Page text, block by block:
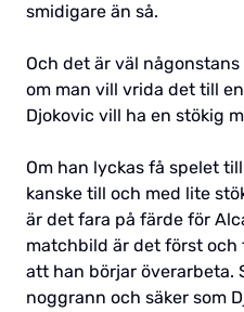
smidigare än så.
Och det är väl
om man vill vrida det till
Djokovic vill ha en stökig
Om han lyckas få spelet
kanske till och med lite
är det fara på färde för
matchbild är det först och
att han börjar överarbeta.
noggrann och säker som